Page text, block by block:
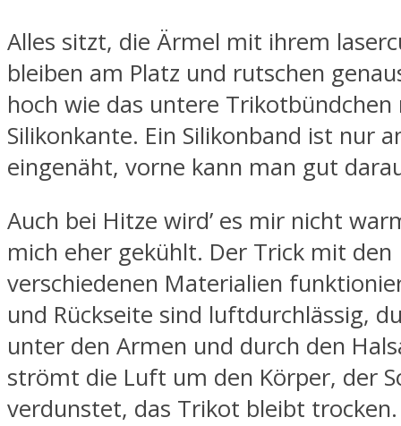
Alles sitzt, die Ärmel mit ihrem
bleiben am Platz und rutschen
hoch wie das untere
Silikonkante. Ein Silikonband ist nur
eingenäht, vorne kann man gut
Auch bei Hitze wird’ es mir nicht
mich eher gekühlt. Der Trick mit den
verschiedenen Materialien
und Rückseite sind luftdurchlässig,
unter den Armen und durch den
strömt die Luft um den Körper, der
verdunstet, das Trikot bleibt trocken.